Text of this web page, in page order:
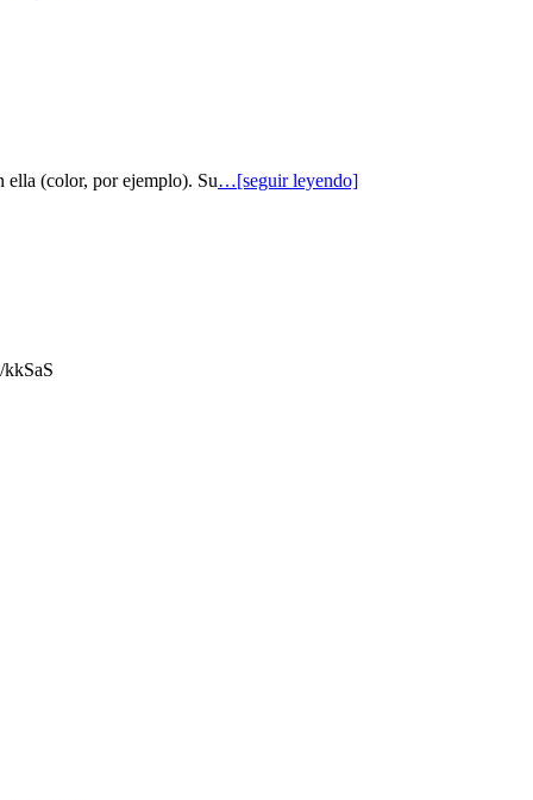
ella (color, por ejemplo). Su…[seguir leyendo]
kkSaS